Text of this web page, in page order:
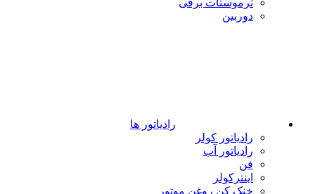
دوربین
رادیاتور ها
رادیاتور کولر
رادیاتور آب
فن
اینترکولر
خنک کن روغن موتور